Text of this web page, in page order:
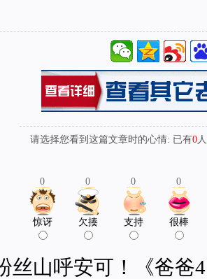
请选择您看到这篇文章时的心情: 已有0
0 0 0 0
惊讶 欠揍 支持 很棒
丝山呼安可！《爸爸